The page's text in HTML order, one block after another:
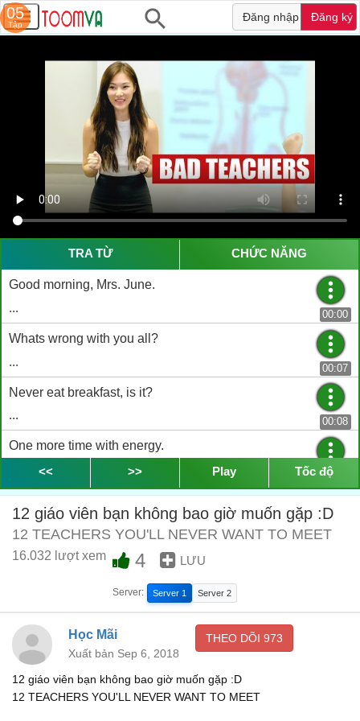
Đăng nhập Đăng ký
TRA TỪ CHỨC NĂNG
Good morning, Mrs. June.
...
00:00
Whats wrong with you all?
...
00:07
Never eat breakfast, is it?
...
00:08
One more time with energy.
00:09
Good Morning, Mrs. June.
...
00:11
Is that the best youve got?
...
GOOD MORNING, MRS. JUNE!
...
<< >> Play Tốc độ
12 giáo viên bạn không bao giờ muốn gặp :D
12 TEACHERS YOU'LL NEVER WANT TO MEET
16.032 lượt xem 4 LƯU
Server: Server 1 Server 2
Học Mãi
Xuất bản Sep 6, 2018
THEO DÕI 973
12 giáo viên bạn không bao giờ muốn gặp :D
12 TEACHERS YOU'LL NEVER WANT TO MEET
05
Tập